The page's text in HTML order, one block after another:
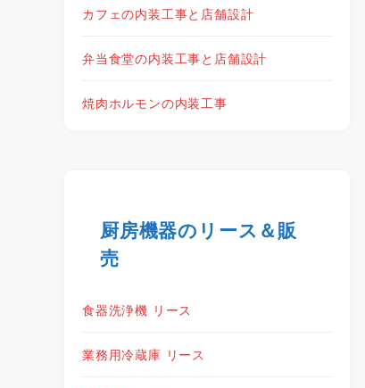
カフェの内装工事と店舗設計
弁当食堂の内装工事と店舗設計
焼肉ホルモンの内装工事
厨房機器のリース＆販
売
食器洗浄機 リース
業務用冷蔵庫 リース